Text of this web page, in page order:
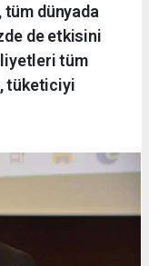
tüm dünyada
de etkisini
tüm
tüketiciyi